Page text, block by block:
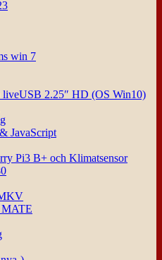
win 7
2.25″ HD (OS Win10)
JavaScript
Pi3 B+ och Klimatsensor
MATE